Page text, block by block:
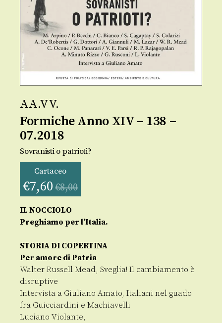
AA.VV.
Formiche Anno XIV – 138 –
07.2018
Sovranisti o patrioti?
Cartaceo
€7,60 €8,00
IL NOCCIOLO
Preghiamo per l’Italia.
STORIA DI COPERTINA
Per amore di Patria
Walter Russell Mead, Sveglia! Il cambiamento è
disruptive
Intervista a Giuliano Amato, Italiani nel guado
fra Guicciardini e Machiavelli
Luciano Violante,